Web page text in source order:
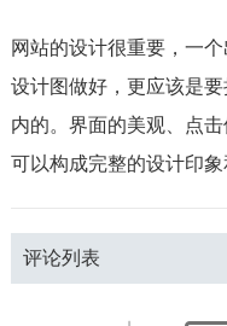
网站的设计很重要，一
设计图做好，更应该是
内的。界面的美观、点
可以构成完整的设计印象
评论列表